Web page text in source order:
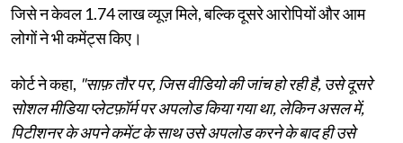
जिसे न केवल 1.74 लाख व्यूज़ मिले, बल्कि दूसरे आरोपियों और आम
लोगों ने भी कमेंट्स किए।
कोर्ट ने कहा, "साफ़ तौर पर, जिस वीडियो की जांच हो रही है, उसे दूसरे
सोशल मीडिया प्लेटफ़ॉर्म पर अपलोड किया गया था, लेकिन असल में,
पिटीशनर के अपने कमेंट के साथ उसे अपलोड करने के बाद ही उसे